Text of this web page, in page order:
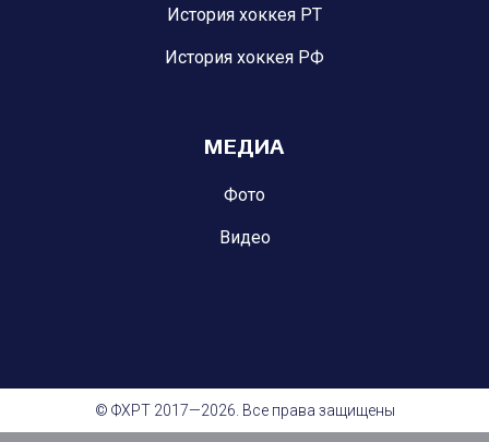
История хоккея РТ
История хоккея РФ
МЕДИА
Фото
Видео
© ФХРТ 2017—2026. Все права защищены